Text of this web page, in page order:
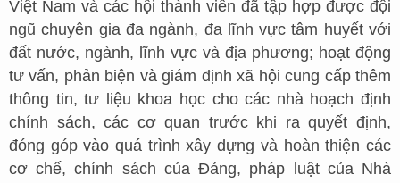
Việt Nam và các hội thành viên đã tập hợp được đội
ngũ chuyên gia đa ngành, đa lĩnh vực tâm huyết với
đất nước, ngành, lĩnh vực và địa phương; hoạt động
tư vấn, phản biện và giám định xã hội cung cấp thêm
thông tin, tư liệu khoa học cho các nhà hoạch định
chính sách, các cơ quan trước khi ra quyết định,
đóng góp vào quá trình xây dựng và hoàn thiện các
cơ chế, chính sách của Đảng, pháp luật của Nhà